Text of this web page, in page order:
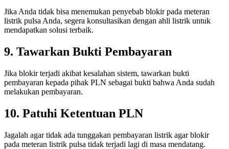
Jika Anda tidak bisa menemukan penyebab blokir pada meteran
listrik pulsa Anda, segera konsultasikan dengan ahli listrik untuk
mendapatkan solusi terbaik.
9. Tawarkan Bukti Pembayaran
Jika blokir terjadi akibat kesalahan sistem, tawarkan bukti
pembayaran kepada pihak PLN sebagai bukti bahwa Anda sudah
melakukan pembayaran.
10. Patuhi Ketentuan PLN
Jagalah agar tidak ada tunggakan pembayaran listrik agar blokir
pada meteran listrik pulsa tidak terjadi lagi di masa mendatang.